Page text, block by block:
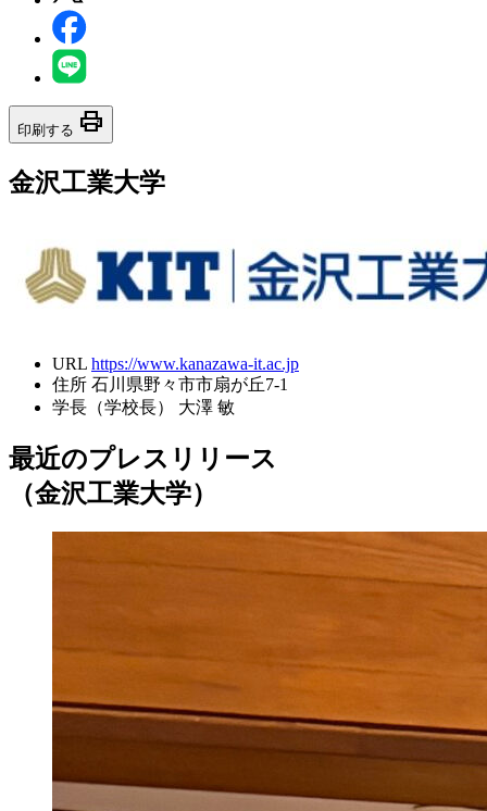
印刷する print
金沢工業大学
URL https://www.kanazawa-it.ac.jp
住所 石川県野々市市扇が丘7-1
学長（学校長）
大澤 敏
最近のプレスリリース
（金沢工業大学）